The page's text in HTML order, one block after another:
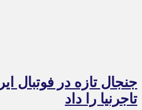
جنجال تازه در فوتبال
تاجرنیا را داد